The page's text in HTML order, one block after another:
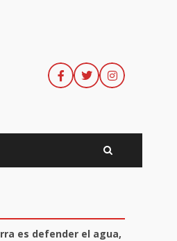
es defender el agua,